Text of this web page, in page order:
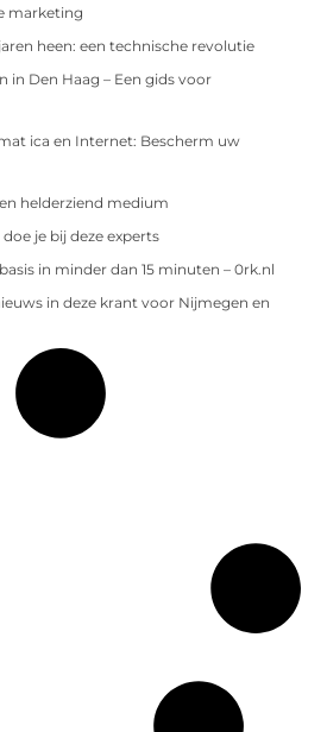
marketing
heen: een technische revolutie
in Den Haag – Een gids voor
ica en Internet: Bescherm uw
helderziend medium
je bij deze experts
in minder dan 15 minuten – 0rk.nl
in deze krant voor Nijmegen en